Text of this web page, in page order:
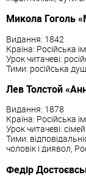
Микола Гоголь
Видання: 1842
Країна: Російська
Урок читачеві:
Тими: російська
Лев Толстой
Видання: 1878
Країна: Російська
Урок читачеві:
Тими:
чоловік і диявол,
Федір